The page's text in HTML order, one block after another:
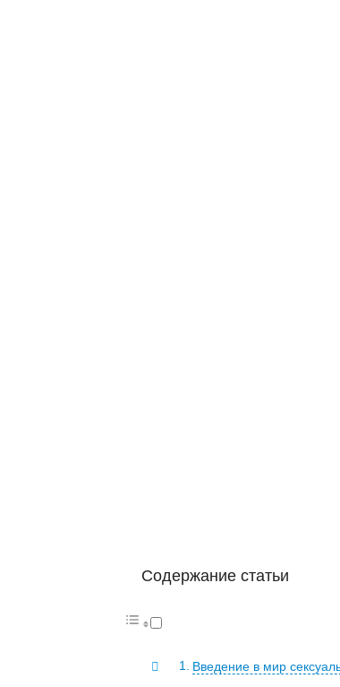
Содержание статьи
Введение в мир